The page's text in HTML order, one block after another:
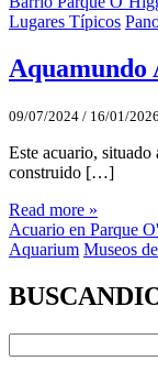
Lugares Típicos
Aquamundo
09/07/2024 / 16/01/2026
Este acuario,
construido […]
Read more »
Acuario en Parque
Aquarium Museos